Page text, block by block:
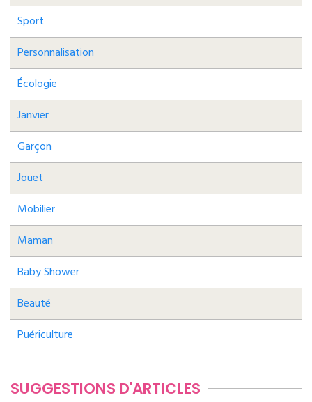
Sport
Personnalisation
Écologie
Janvier
Garçon
Jouet
Mobilier
Maman
Baby Shower
Beauté
Puériculture
SUGGESTIONS D'ARTICLES